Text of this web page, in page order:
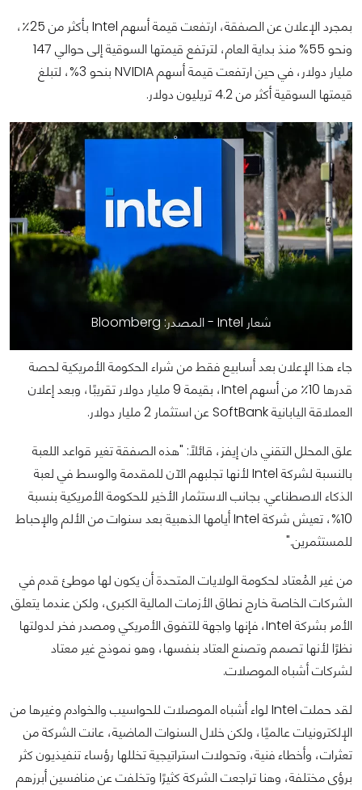
بمجرد الإعلان عن الصفقة، ارتفعت قيمة أسهم Intel بأكثر من 25٪،
ونحو 55% منذ بداية العام، لترتفع قيمتها السوقية إلى حوالي 147
مليار دولار، في حين ارتفعت قيمة أسهم NVIDIA بنحو 3%، لتبلغ
قيمتها السوقية أكثر من 4.2 تريليون دولار.
شعار Intel - المصدر: Bloomberg
جاء هذا الإعلان بعد أسابيع فقط من شراء الحكومة الأمريكية لحصة
قدرها 10٪ من أسهم Intel، بقيمة 9 مليار دولار تقريبًا، وبعد إعلان
العملاقة اليابانية SoftBank عن استثمار 2 مليار دولار.
علق المحلل التقني دان إيفز، قائلًا: "هذه الصفقة تغير قواعد اللعبة
بالنسبة لشركة Intel لأنها تجلبهم الآن للمقدمة والوسط في لعبة
الذكاء الاصطناعي. بجانب الاستثمار الأخير للحكومة الأمريكية بنسبة
10%، تعيش شركة Intel أيامها الذهبية بعد سنوات من الألم والإحباط
للمستثمرين."
من غير المُعتاد لحكومة الولايات المتحدة أن يكون لها موطئ قدم في
الشركات الخاصة خارج نطاق الأزمات المالية الكبرى، ولكن عندما يتعلق
الأمر بشركة Intel، فإنها واجهة للتفوق الأمريكي ومصدر فخر لدولتها
نظرًا لأنها تصمم وتصنع العتاد بنفسها، وهو نموذج غير معتاد
لشركات أشباه الموصلات.
لقد حملت Intel لواء أشباه الموصلات للحواسيب والخوادم وغيرها من
الإلكترونيات عالميًا، ولكن خلال السنوات الماضية، عانت الشركة من
تعثرات، وأخطاء فنية، وتحولات استراتيجية تخللها رؤساء تنفيذيون كثر
برؤى مختلفة، وهنا تراجعت الشركة كثيرًا وتخلفت عن منافسين أبرزهم